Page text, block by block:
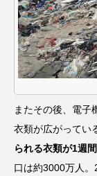
またその後、電子
衣類が広がってい
られる衣類が1週
口は約3000万人